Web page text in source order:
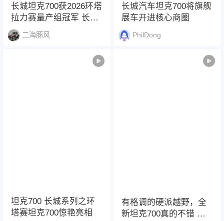
长城坦克700获2026环塔
拉力赛量产组冠军 长城
坦克700获2026环塔拉力
赛量产组冠军#2026长城
汽车2026环塔正式开赛
二海豚风
坦克700 长城系列之环
塔赛坦克700惊艳亮相
常出色，能够有效地过
滤路面的颠簸同时在过
弯时又能提供足够的支
撑力。
长城汽车坦克700将旗舰
展车开进核心商圈
PhilDong
有格调的硬派越野，全
新坦克700真的不错 真